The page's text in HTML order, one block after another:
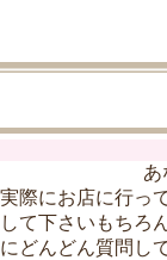
あ
実際にお店に行っ
して下さいもちろ
にどんどん質問し